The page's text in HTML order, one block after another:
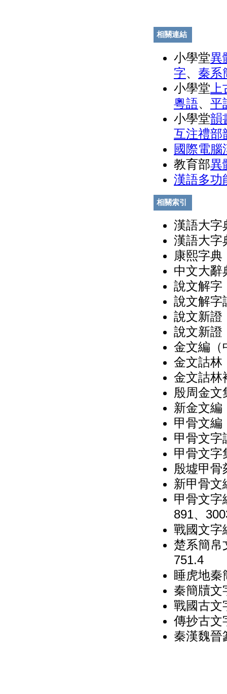
相關連結
小學堂異
字、 秦系
小學堂
粵語、 平
小學堂韻
互注禮部
國際電腦
教育部異
漢語多功
相關索引
漢語大字
漢語大字
康熙字典
中文大辭
說文解字
說文解字
說文新證
說文新證
金文編（
金文詁林
金文詁林
殷周金文
新金文編
甲骨文編
甲骨文字
甲骨文字
殷墟甲骨
新甲骨文
甲骨文字
891、
戰國文字
楚系簡帛
751.4
睡虎地秦
秦簡牘文
戰國古文
傳抄古文
秦漢魏晉